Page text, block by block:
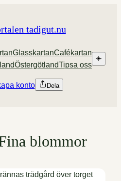
tadigut.nu
GlasskartanCafékartan
ÖstergötlandTipsa oss
☀️
konto Dela
blommor